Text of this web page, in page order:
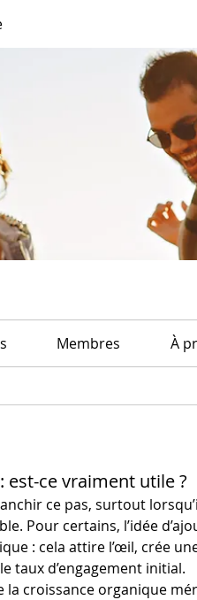
Membres À
ce vraiment utile ?
ce pas, surtout
Pour certains, l’idée
: cela attire l’œil, crée
taux d’engagement initial.
la croissance organique